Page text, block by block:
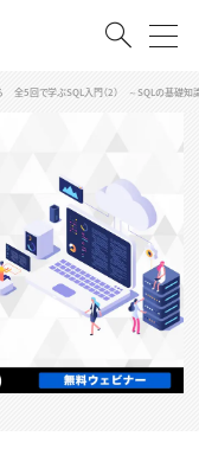
全5回で学ぶSQL入門（2） ～SQLの基礎知